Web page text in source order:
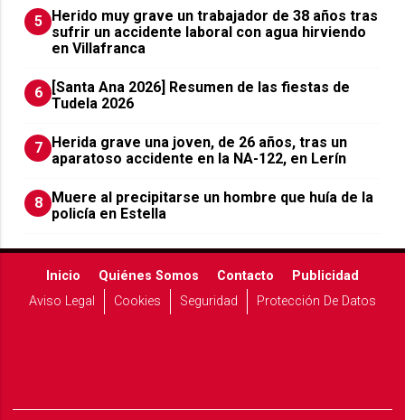
5 Herido muy grave un trabajador de 38 años tras
sufrir un accidente laboral con agua hirviendo
en Villafranca
6
[Santa Ana 2026] Resumen de las fiestas de
Tudela 2026
7 Herida grave una joven, de 26 años, tras un
aparatoso accidente en la NA-122, en Lerín
8 Muere al precipitarse un hombre que huía de la
policía en Estella
Inicio Quiénes Somos Contacto
Publicidad
Aviso Legal
Cookies Seguridad Protección De Datos